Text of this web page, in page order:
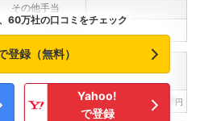
その他手当
センティブ賞与
決算賞与
???,??? 円 ???,??? 円
60万社の口コミをチェック
登録（無料）
Yahoo!
で登録